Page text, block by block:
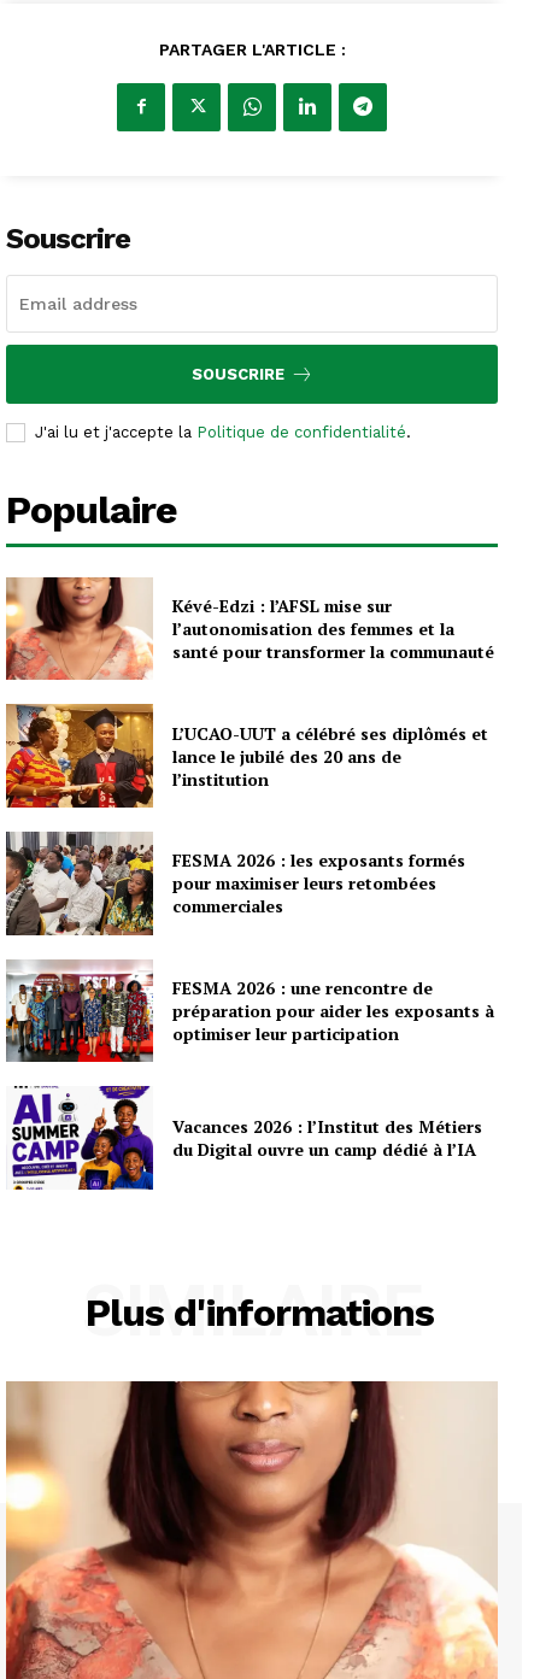
PARTAGER L'ARTICLE :
Souscrire
SOUSCRIRE
J'ai lu et j'accepte la Politique de confidentialité.
Populaire
Kévé-Edzi : l’AFSL mise sur
l’autonomisation des femmes et la
santé pour transformer la communauté
L’UCAO-UUT a célébré ses diplômés et
lance le jubilé des 20 ans de
l’institution
FESMA 2026 : les exposants formés
pour maximiser leurs retombées
commerciales
FESMA 2026 : une rencontre de
préparation pour aider les exposants à
optimiser leur participation
Vacances 2026 : l’Institut des Métiers
du Digital ouvre un camp dédié à l’IA
Plus d'informations
SIMILAIRE